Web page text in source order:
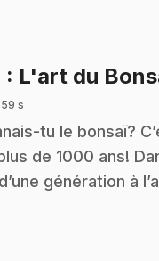
: L'art du
59 s
tu le bonsaï?
de 1000 ans!
génération à